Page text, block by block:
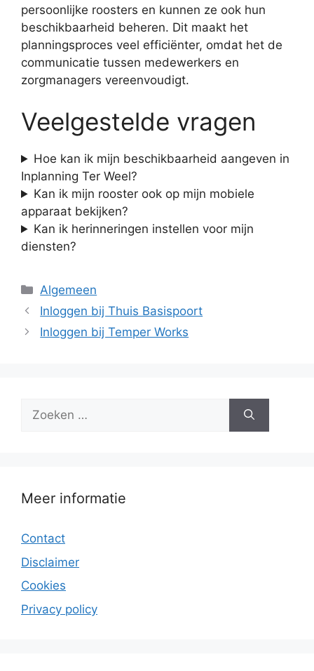
persoonlijke roosters en kunnen ze ook hun
beschikbaarheid beheren. Dit maakt het
planningsproces veel efficiënter, omdat het de
communicatie tussen medewerkers en
zorgmanagers vereenvoudigt.
Veelgestelde vragen
Hoe kan ik mijn beschikbaarheid aangeven in
Inplanning Ter Weel?
Kan ik mijn rooster ook op mijn mobiele
apparaat bekijken?
Kan ik herinneringen instellen voor mijn
diensten?
Categorieën
Algemeen
Inloggen bij Thuis Basispoort
Inloggen bij Temper Works
Zoek
Meer informatie
Contact
Disclaimer
Cookies
Privacy policy